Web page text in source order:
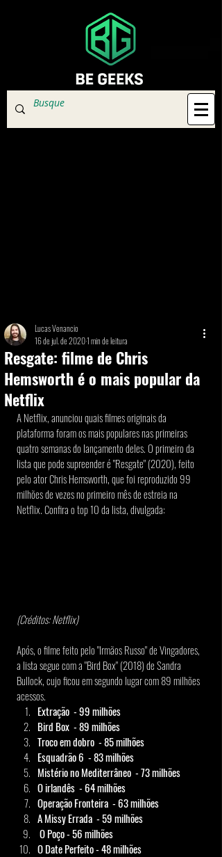
Resgate: filme de Chris
Hemsworth é o mais popular da
Netflix
Lucas Venancio
16 de jul. de 20201 min de leitura
A Netflix, anunciou quais filmes originais da
plataforma foram os mais populares nas primeiras
quatro semanas do lançamento deles. O primeiro da
lista que pode supreender é "Resgate" (2020), feito
pelo ator Chris Hemsworth, que foi reproduzido 99
milhões de vezes no primeiro mês de estreia na
Netflix. Confira o top 10 da lista, divulgada:
(Créditos: Netflix)
Após, o filme feito pelo "Irmãos Russo" de Vingadores,
a lista segue com a "Bird Box" (2018) de Sandra
Bullock, cujo ficou em segundo lugar com 89 milhões
acessos.
Extração  - 99 milhões
Bird Box  - 89 milhões
Troco em dobro  - 85 milhões
Esquadrão 6  - 83 milhões
Mistério no Mediterrâneo  - 73 milhões
O irlandês  - 64 milhões
Operação Fronteira  - 63 milhões
A Missy Errada  - 59 milhões
O Poço - 56 milhões
O Date Perfeito - 48 milhões